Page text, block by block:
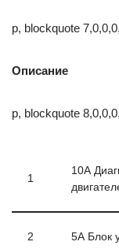
p, blockquote
Описание
p, blockquote
1
10А
2 5А Блок